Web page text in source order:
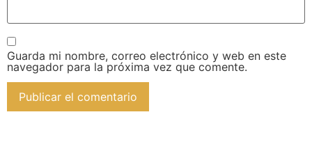
Guarda mi nombre, correo electrónico y web en este
navegador para la próxima vez que comente.